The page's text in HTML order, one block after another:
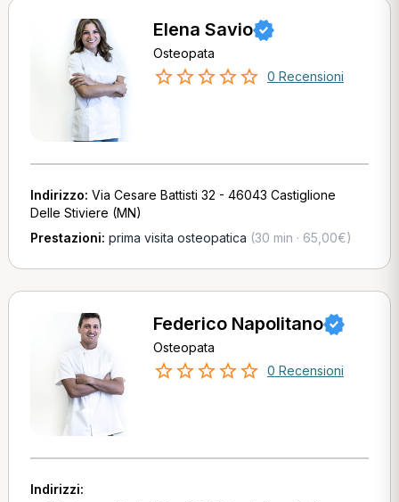
Elena Savio
Osteopata
0 Recensioni
Indirizzo: Via Cesare Battisti 32 - 46043 Castiglione
Delle Stiviere (MN)
Prestazioni: prima visita osteopatica (30 min · 65,00€)
Federico Napolitano
Osteopata
0 Recensioni
Indirizzi: